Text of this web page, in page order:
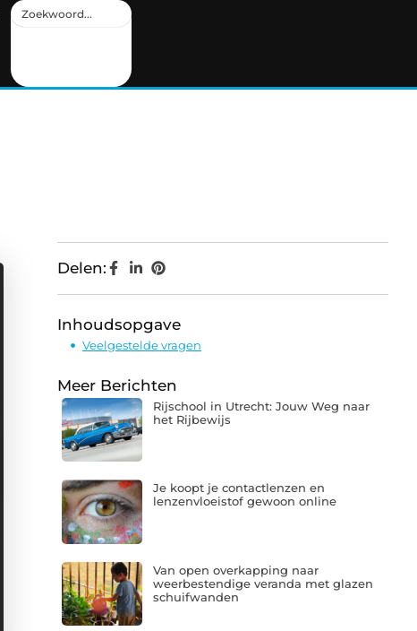
Delen:
Inhoudsopgave
Veelgestelde vragen
Meer Berichten
Rijschool in Utrecht: Jouw Weg naar
het Rijbewijs
Je koopt je contactlenzen en
lenzenvloeistof gewoon online
Van open overkapping naar
weerbestendige veranda met glazen
schuifwanden